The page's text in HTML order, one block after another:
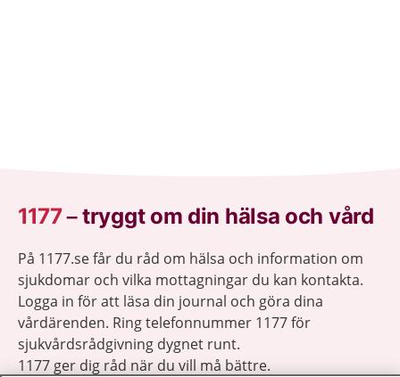
1177–tryggt om din hälsa och vård
På 1177.se får du råd om hälsa och information om
sjukdomar och vilka mottagningar du kan kontakta.
Logga in för att läsa din journal och göra dina
vårdärenden. Ring telefonnummer 1177 för
sjukvårdsrådgivning dygnet runt.
1177 ger dig råd när du vill må bättre.